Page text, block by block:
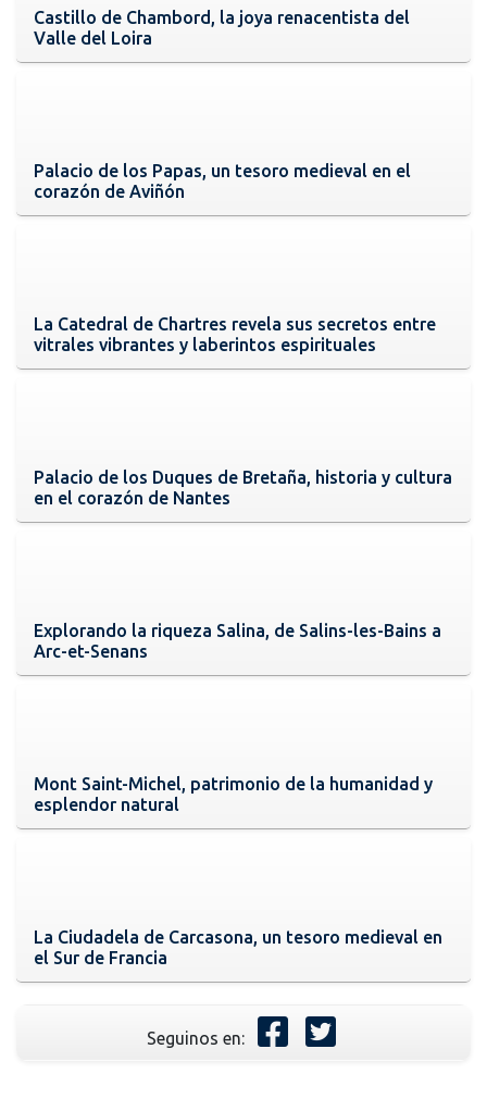
Castillo de Chambord, la joya renacentista del
Valle del Loira
Palacio de los Papas, un tesoro medieval en el
corazón de Aviñón
La Catedral de Chartres revela sus secretos entre
vitrales vibrantes y laberintos espirituales
Palacio de los Duques de Bretaña, historia y cultura
en el corazón de Nantes
Explorando la riqueza Salina, de Salins-les-Bains a
Arc-et-Senans
Mont Saint-Michel, patrimonio de la humanidad y
esplendor natural
La Ciudadela de Carcasona, un tesoro medieval en
el Sur de Francia
Seguinos en: